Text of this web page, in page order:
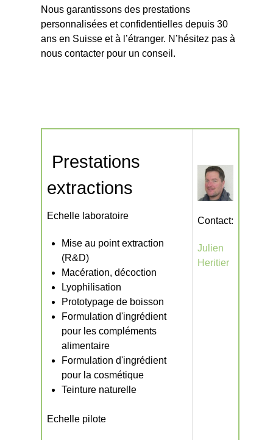
Nous garantissons des prestations
personnalisées et confidentielles depuis 30
ans en Suisse et à l’étranger. N’hésitez pas à
nous contacter pour un conseil.
Prestations
extractions
Echelle laboratoire
Mise au point extraction
(R&D)
Macération, décoction
Lyophilisation
Prototypage de boisson
Formulation d'ingrédient
pour les compléments
alimentaire
Formulation d'ingrédient
pour la cosmétique
Teinture naturelle
Echelle pilote
Contact:
Julien
Heritier